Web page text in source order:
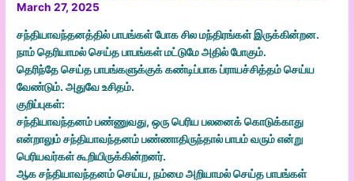
March 27, 2025
சந்தியாவந்தனத்தில் பாபங்கள் போக சில மந்திரங்கள் இருக்கின்றன.
நாம் தெரியாமல் செய்த பாபங்கள் மட்டுமே அதில் போகும்.
தெரிந்தே செய்த பாபங்களுக்குக் கண்டிப்பாக ப்ராயச்சித்தம் செய்ய
வேண்டும். அதுவே உசிதம்.
குறிப்புகள்:
சந்தியாவந்தனம் பண்ணுவது, ஒரு பெரிய பலனைக் கொடுக்காது
என்றாலும் சந்தியாவந்தனம் பண்ணாதிருந்தால் பாபம் வரும் என்று
பெரியவர்கள் கூறியிருக்கின்றனர்.
ஆக சந்தியாவந்தனம் செய்ய, நம்மை அறியாமல் செய்த பாபங்கள்